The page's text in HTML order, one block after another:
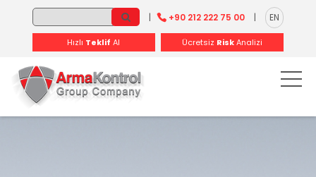
-- -
| +90 212 222 75 00 | EN
Hızlı Teklif Al Ücretsiz RiskAnalizi